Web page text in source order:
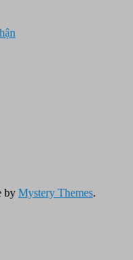
by Mystery Themes.